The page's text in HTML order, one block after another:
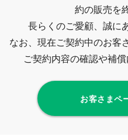
約の販売を
長らくのご愛顧、誠に
なお、現在ご契約中のお客
ご契約内容の確認や補
お客さま